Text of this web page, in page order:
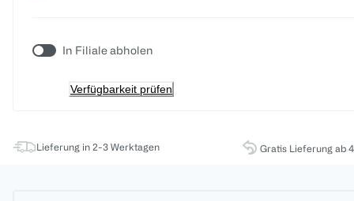
In Filiale abholen
Verfügbarkeit prüfen
Lieferung in 2-3 Werktagen Gratis Lieferung ab